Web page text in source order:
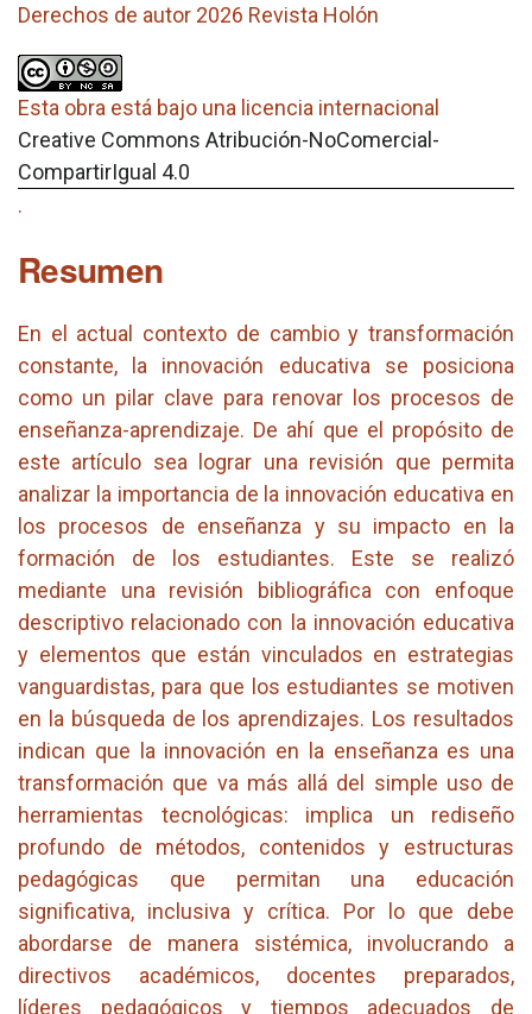
Derechos de autor 2026 Revista Holón
Esta obra está bajo una licencia internacional
Creative Commons Atribución-NoComercial-
CompartirIgual 4.0
.
Resumen
En el actual contexto de cambio y transformación
constante, la innovación educativa se posiciona
como un pilar clave para renovar los procesos de
enseñanza-aprendizaje. De ahí que el propósito de
este artículo sea lograr una revisión que permita
analizar la importancia de la innovación educativa en
los procesos de enseñanza y su impacto en la
formación de los estudiantes. Este se realizó
mediante una revisión bibliográfica con enfoque
descriptivo relacionado con la innovación educativa
y elementos que están vinculados en estrategias
vanguardistas, para que los estudiantes se motiven
en la búsqueda de los aprendizajes. Los resultados
indican que la innovación en la enseñanza es una
transformación que va más allá del simple uso de
herramientas tecnológicas: implica un rediseño
profundo de métodos, contenidos y estructuras
pedagógicas que permitan una educación
significativa, inclusiva y crítica. Por lo que debe
abordarse de manera sistémica, involucrando a
directivos académicos, docentes preparados,
líderes pedagógicos y tiempos adecuados de